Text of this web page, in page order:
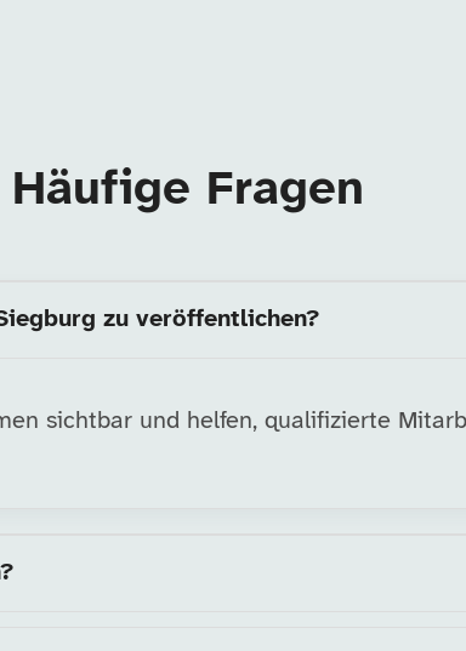
Häufige Fragen
zu veröffentlichen?
sichtbar und helfen, qualifizierte